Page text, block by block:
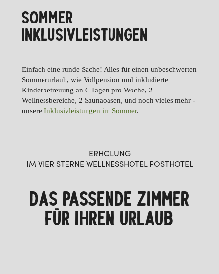
SOMMER
INKLUSIVLEISTUNGEN
Einfach eine runde Sache! Alles für einen unbeschwerten
Sommerurlaub, wie Vollpension und inkludierte
Kinderbetreuung an 6 Tagen pro Woche, 2
Wellnessbereiche, 2 Saunaoasen, und noch vieles mehr -
unsere Inklusivleistungen im Sommer.
ERHOLUNG
IM VIER STERNE WELLNESSHOTEL POSTHOTEL
DAS PASSENDE ZIMMER
FÜR IHREN URLAUB